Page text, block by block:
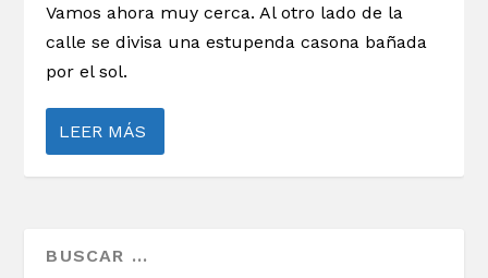
Vamos ahora muy cerca. Al otro lado de la
calle se divisa una estupenda casona bañada
por el sol.
LEER MÁS